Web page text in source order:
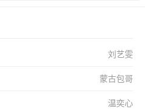
刘艺雯
蒙古包哥
温奕心